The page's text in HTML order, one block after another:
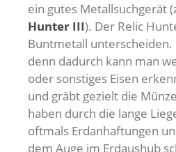
ein gutes Metallsuchgerät
Hunter III). Der Relic
Buntmetall unterscheiden.
denn dadurch kann man
oder sonstiges Eisen
und gräbt gezielt die
haben durch die lange
oftmals Erdanhaftungen
dem Auge im Erdaushub